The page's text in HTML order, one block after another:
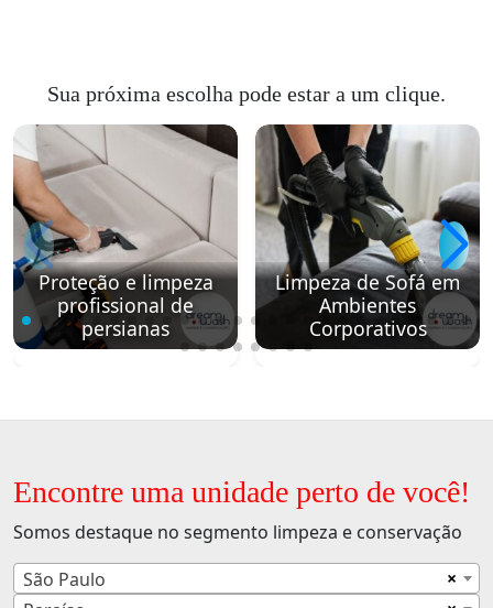
Sua próxima escolha pode estar a um clique.
Proteção e limpeza
profissional de
persianas
Limpeza de Sofá em
Ambientes
Corporativos
Encontre uma unidade perto de você!
Somos destaque no segmento limpeza e conservação
×
São Paulo